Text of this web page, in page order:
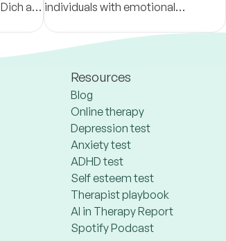
auf individuals with emotional
difficulties, relational patterns and
life or career changes. Online/in
Resources
Blog
Online therapy
Depression test
Anxiety test
ADHD test
Self esteem test
Therapist playbook
AI in Therapy Report
Spotify Podcast